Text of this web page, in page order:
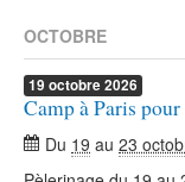
OCTOBRE
19 octobre2026
Camp à Paris
Du 19 au 23